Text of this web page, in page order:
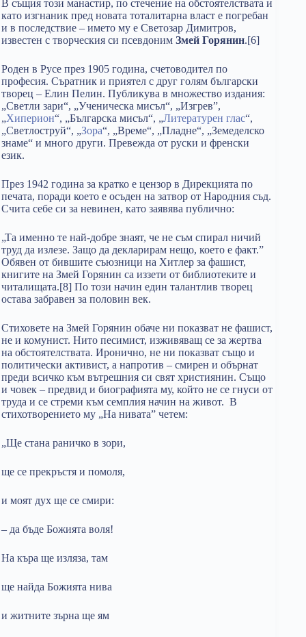
В същия този манастир, по стечение на обстоятелствата и
като изгнаник пред новата тоталитарна власт е погребан
и в последствие – името му е Светозар Димитров,
известен с творческия си псевдоним Змей Горянин.[6]
Роден в Русе през 1905 година, счетоводител по
професия. Съратник и приятел с друг голям български
творец – Елин Пелин. Публикува в множество издания:
„Светли зари“, „Ученическа мисъл“, „Изгрев”,
„Хиперион“, „Българска мисъл“, „Литературен глас“,
„Светлоструй“, „Зора“, „Време“, „Пладне“, „Земеделско
знаме“ и много други. Превежда от руски и френски
език.
През 1942 година за кратко е цензор в Дирекцията по
печата, поради което е осъден на затвор от Народния съд.
Счита себе си за невинен, като заявява публично:
„Та именно те най-добре знаят, че не съм спирал ничий
труд да излезе. Защо да декларирам нещо, което е факт.”
Обявен от бившите съюзници на Хитлер за фашист,
книгите на Змей Горянин са иззети от библиотеките и
читалищата.[8] По този начин един талантлив творец
остава забравен за половин век.
Стиховете на Змей Горянин обаче ни показват не фашист,
не и комунист. Нито песимист, изживяващ се за жертва
на обстоятелствата. Иронично, не ни показват също и
политически активист, а напротив – смирен и обърнат
преди всичко към вътрешния си свят християнин. Също
и човек – предвид и биографията му, който не се гнуси от
труда и се стреми към семплия начин на живот. В
стихотворението му „На нивата” четем:
„Ще стана раничко в зори,
ще се прекръстя и помоля,
и моят дух ще се смири:
– да бъде Божията воля!
На къра ще изляза, там
ще найда Божията нива
и житните зърна ще ям